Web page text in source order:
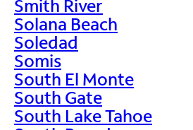
Smith River
Solana Beach
Soledad
Somis
South El Monte
South Gate
South Lake Tahoe